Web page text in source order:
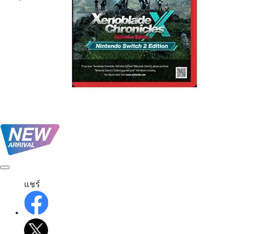
แชร์